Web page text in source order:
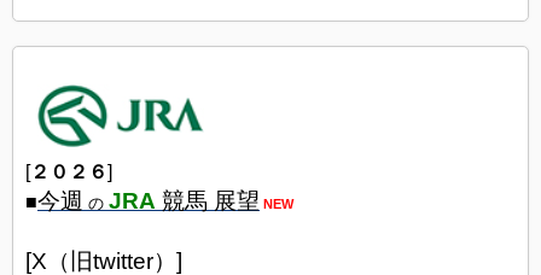
[２０２６]
■今週 の JRA 競馬 展望 NEW
[X（旧twitter）]